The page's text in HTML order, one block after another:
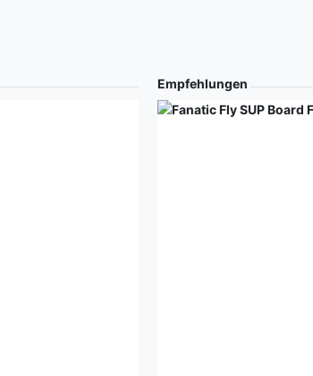
Empfehlungen